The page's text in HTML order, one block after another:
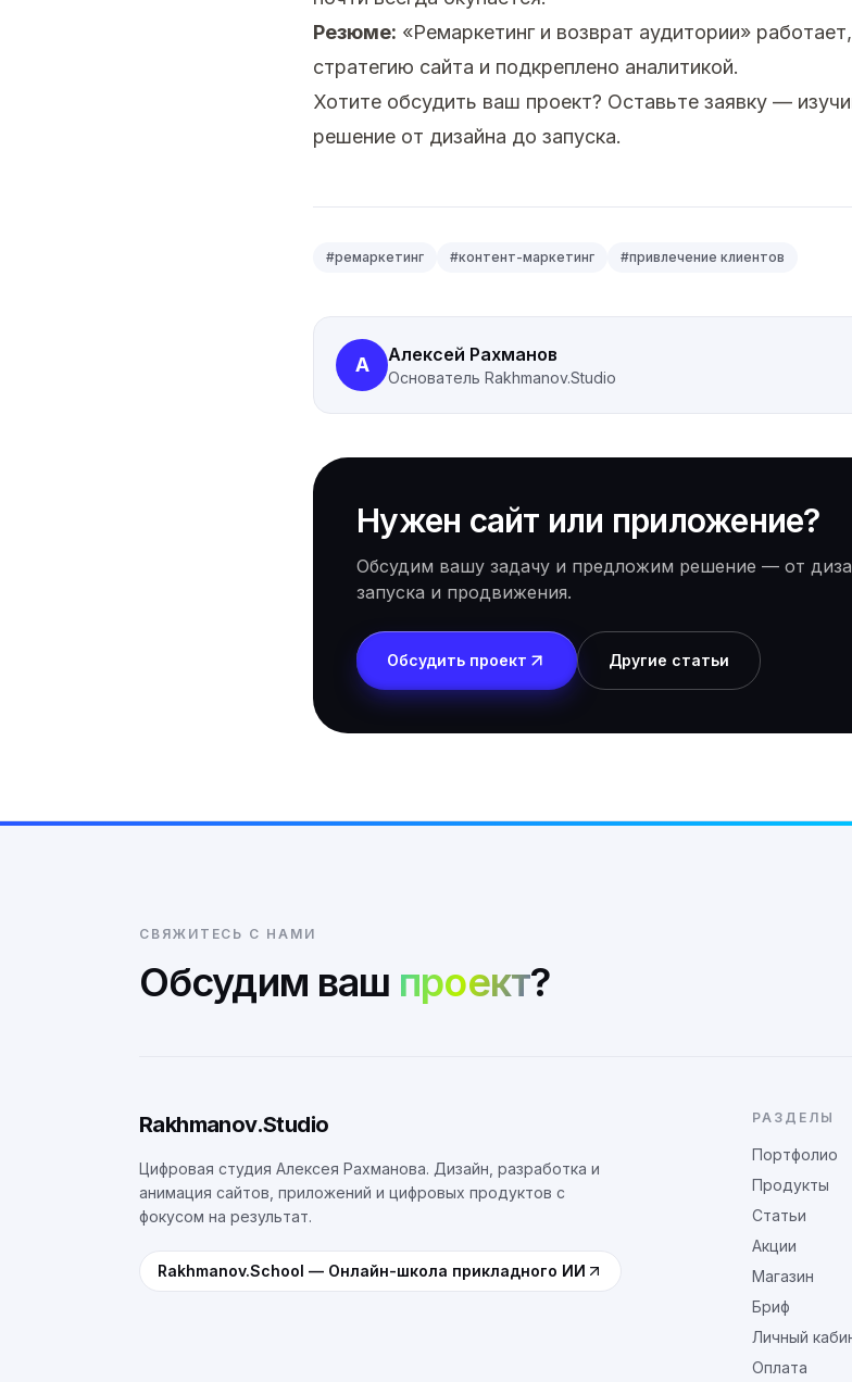
Резюме: «Ремаркетинг и возврат аудитории»
стратегию сайта и подкреплено аналитикой.
Хотите обсудить ваш проект? Оставьте заявку —
решение от дизайна до запуска.
#ремаркетинг #контент-маркетинг #привлечение клиентов
А Алексей Рахманов
Основатель Rakhmanov.Studio
Нужен сайт или приложение?
Обсудим вашу задачу и предложим решение — от
запуска и продвижения.
Обсудить проект Другие статьи
СВЯЖИТЕСЬ С НАМИ
Обсудим ваш проект?
Rakhmanov.Studio
Цифровая студия Алексея Рахманова. Дизайн, разработка и
анимация сайтов, приложений и цифровых продуктов с
фокусом на результат.
Rakhmanov.School — Онлайн-школа прикладного ИИ
РАЗДЕЛЫ
Портфолио
Продукты
Статьи
Акции
Магазин
Бриф
Личный
Оплата